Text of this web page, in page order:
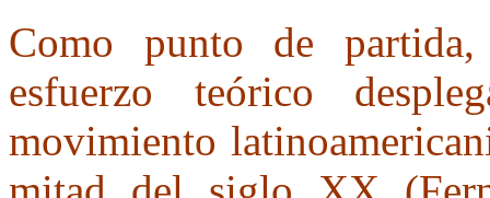
Como punto de
esfuerzo teórico
movimiento